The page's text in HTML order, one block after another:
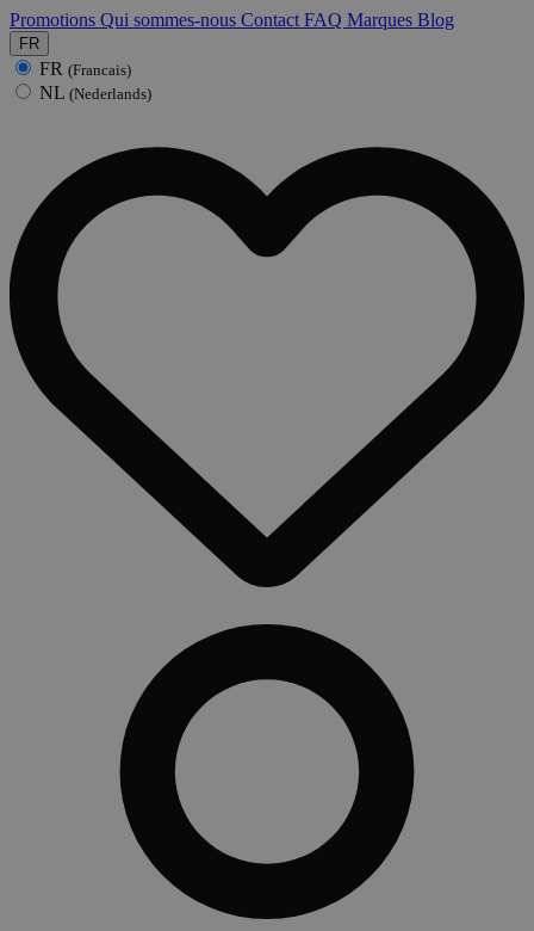
Promotions Qui sommes-nous Contact FAQ Marques Blog
FR
FR (Francais)
NL (Nederlands)